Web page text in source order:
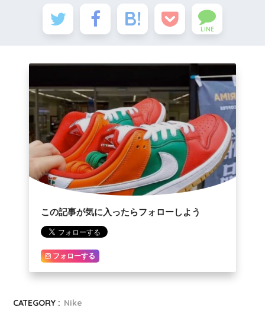
LINE
この記事が気に入ったらフォローしよう
フォローする
CATEGORY : Nike